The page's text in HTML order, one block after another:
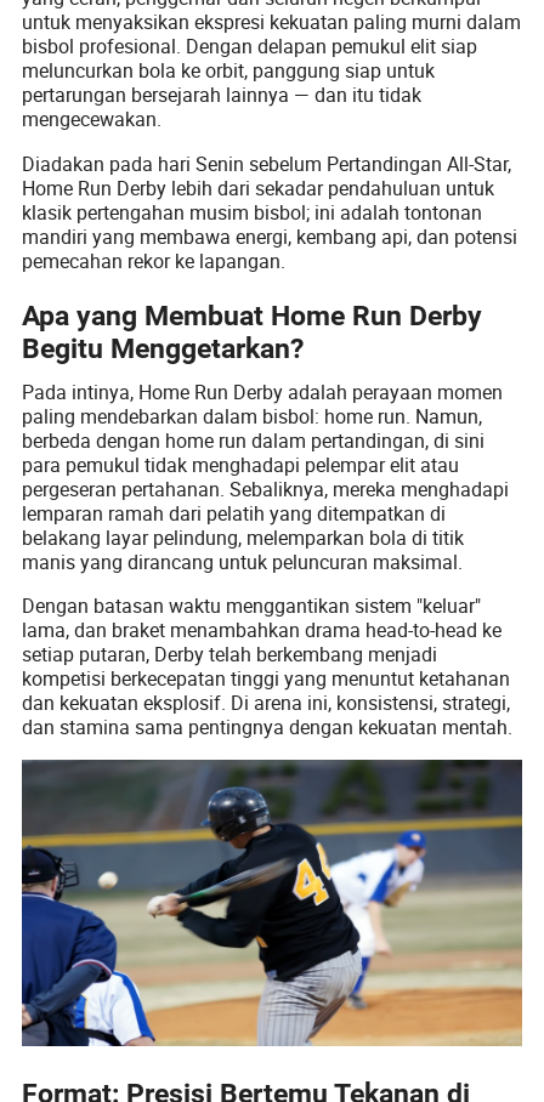
untuk menyaksikan ekspresi kekuatan paling murni dalam
bisbol profesional. Dengan delapan pemukul elit siap
meluncurkan bola ke orbit, panggung siap untuk
pertarungan bersejarah lainnya — dan itu tidak
mengecewakan.
Diadakan pada hari Senin sebelum Pertandingan All-Star,
Home Run Derby lebih dari sekadar pendahuluan untuk
klasik pertengahan musim bisbol; ini adalah tontonan
mandiri yang membawa energi, kembang api, dan potensi
pemecahan rekor ke lapangan.
Apa yang Membuat Home Run Derby
Begitu Menggetarkan?
Pada intinya, Home Run Derby adalah perayaan momen
paling mendebarkan dalam bisbol: home run. Namun,
berbeda dengan home run dalam pertandingan, di sini
para pemukul tidak menghadapi pelempar elit atau
pergeseran pertahanan. Sebaliknya, mereka menghadapi
lemparan ramah dari pelatih yang ditempatkan di
belakang layar pelindung, melemparkan bola di titik
manis yang dirancang untuk peluncuran maksimal.
Dengan batasan waktu menggantikan sistem "keluar"
lama, dan braket menambahkan drama head-to-head ke
setiap putaran, Derby telah berkembang menjadi
kompetisi berkecepatan tinggi yang menuntut ketahanan
dan kekuatan eksplosif. Di arena ini, konsistensi, strategi,
dan stamina sama pentingnya dengan kekuatan mentah.
Format: Presisi Bertemu Tekanan di